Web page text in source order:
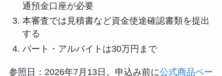
通預金口座が必要
本審査では見積書など資金使途確認書類を提出
する
パート・アルバイトは30万円まで
参照日：2026年7月13日。申込み前に公式商品ペー